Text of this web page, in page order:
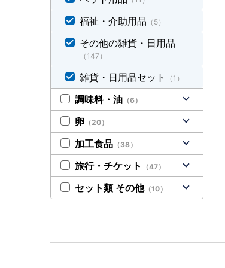
福祉・介助用品 （5）
その他の雑貨・日用品
（147）
雑貨・日用品セット （1）
調味料・油 （6）
卵 （20）
加工食品 （38）
旅行・チケット （47）
セット類 その他（10）